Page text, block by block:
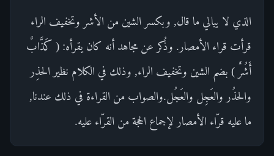
الذي لا يبالي ما قال, وبكسر الشين من الأشر وتخفيف الراء
قرأت قراء الأمصار. وذُكر عن مجاهد أنه كان يقرأه: ( كَذَّابٌ
أَشُرٌ ) بضم الشين وتخفيف الراء, وذلك في الكلام نظير الحذِر
والحذُر والعَجِل والعَجُل.والصواب من القراءة في ذلك عندنا,
ما عليه قرّاء الأمصار لإجماع الحجة من القرّاء عليه.